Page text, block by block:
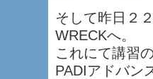
そして昨日２
WRECKへ。
これにて講習
PADIアドバン